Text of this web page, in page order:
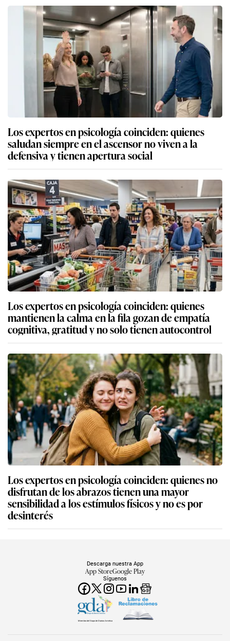
Los expertos en psicología coinciden: quienes
saludan siempre en el ascensor no viven a la
defensiva y tienen apertura social
Los expertos en psicología coinciden: quienes
mantienen la calma en la fila gozan de empatía
cognitiva, gratitud y no solo tienen autocontrol
Los expertos en psicología coinciden: quienes no
disfrutan de los abrazos tienen una mayor
sensibilidad a los estímulos físicos y no es por
desinterés
Síguenos
Descarga nuestra App
App StoreGoogle Play
Miembro del Grupo de Diarios América